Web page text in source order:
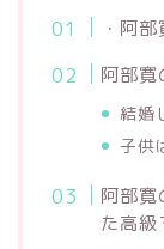
・阿
阿部寛
結婚
子供
阿部寛
た高級